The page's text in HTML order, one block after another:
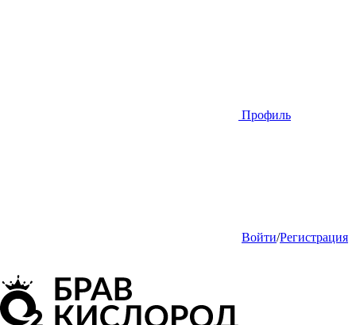
Профиль
Войти/Регистрация